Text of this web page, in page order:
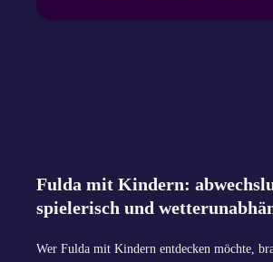
Fulda mit Kindern:
spielerisch und
Wer Fulda mit Kindern entdecken möchte,